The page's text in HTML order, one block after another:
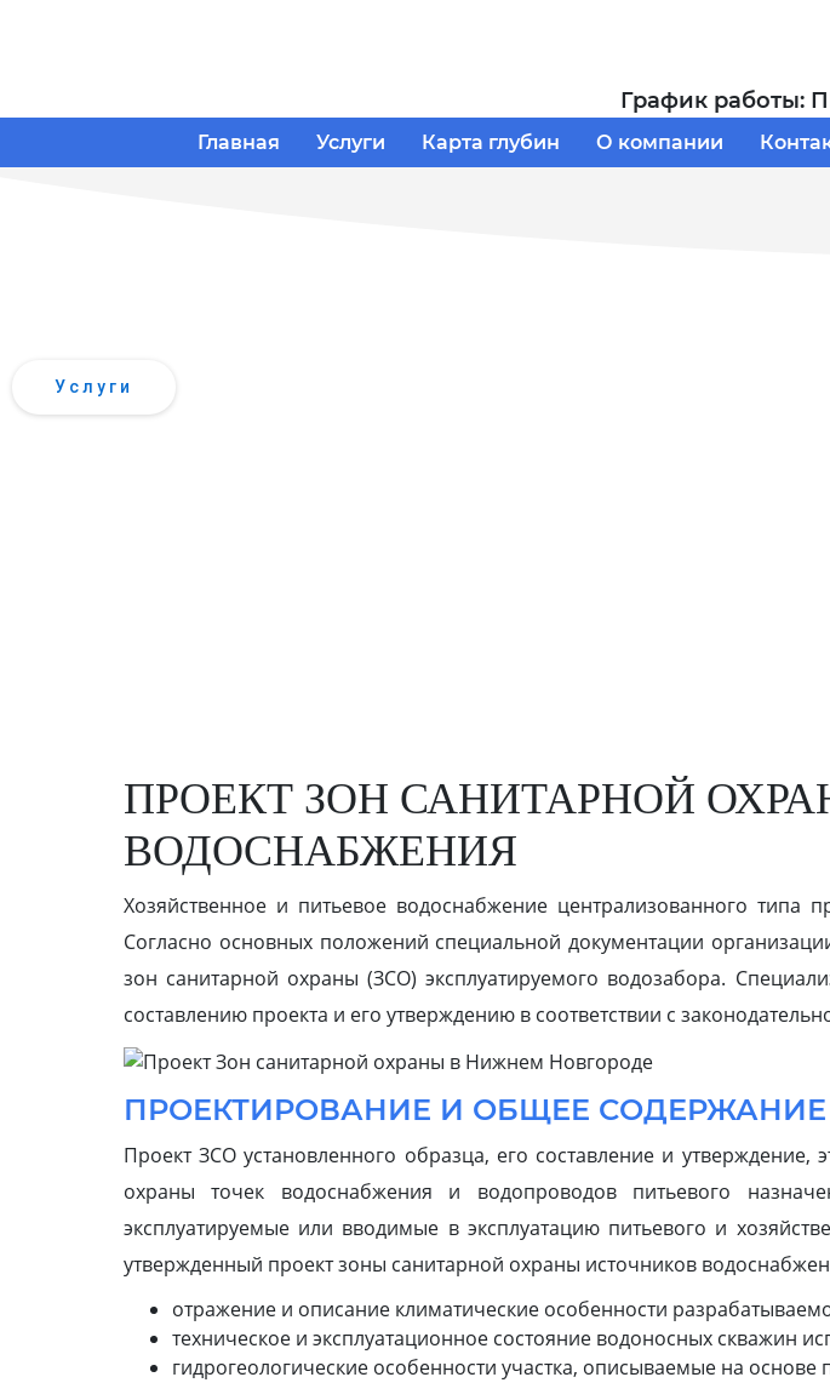
График работы:
Главная Услуги Карта глубин О компании
Услуги
ПРОЕКТ ЗОН САНИТАРНОЙ
ВОДОСНАБЖЕНИЯ
Хозяйственное и питьевое водоснабжение централизованного типа
Согласно основных положений специальной документации
зон санитарной охраны (ЗСО) эксплуатируемого водозабора.
составлению проекта и его утверждению в соответствии с
ПРОЕКТИРОВАНИЕ И ОБЩЕЕ
Проект ЗСО установленного образца, его составление и
охраны точек водоснабжения и водопроводов питьевого
эксплуатируемые или вводимые в эксплуатацию питьевого и
утвержденный проект зоны санитарной охраны источников
отражение и описание климатические особенности
техническое и эксплуатационное состояние водоносных скважин
гидрогеологические особенности участка, описываемые на